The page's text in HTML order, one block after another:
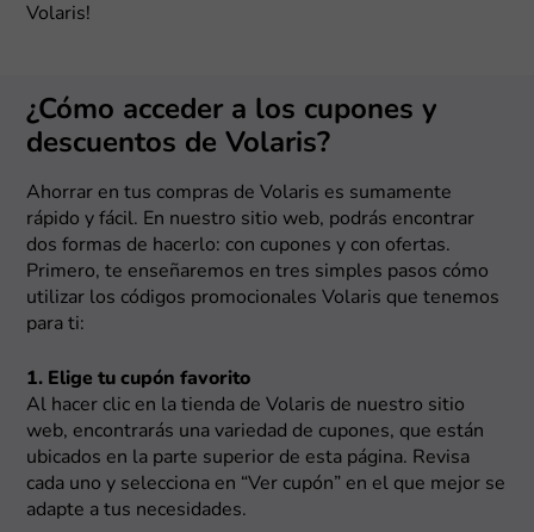
Volaris!
¿Cómo acceder a los cupones y
descuentos de Volaris?
Ahorrar en tus compras de Volaris es sumamente
rápido y fácil. En nuestro sitio web, podrás encontrar
dos formas de hacerlo: con cupones y con ofertas.
Primero, te enseñaremos en tres simples pasos cómo
utilizar los códigos promocionales Volaris que tenemos
para ti:
1. Elige tu cupón favorito
Al hacer clic en la tienda de Volaris de nuestro sitio
web, encontrarás una variedad de cupones, que están
ubicados en la parte superior de esta página. Revisa
cada uno y selecciona en “Ver cupón” en el que mejor se
adapte a tus necesidades.